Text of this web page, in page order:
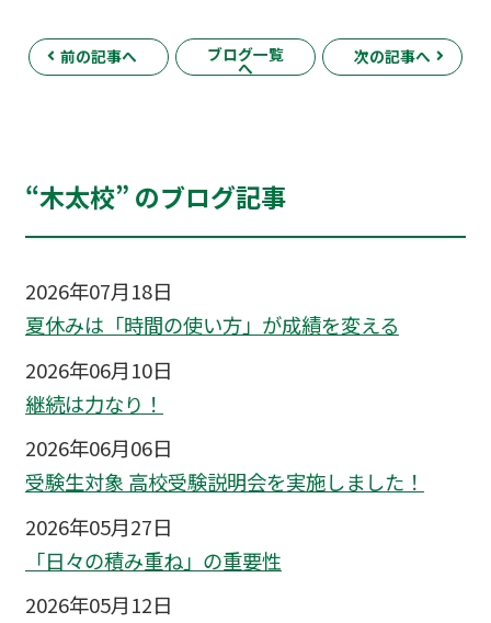
前の記事へ ブログ一覧
へ
次の記事へ
“木太校” のブログ記事
2026年07月18日
夏休みは「時間の使い方」が成績を変える
2026年06月10日
継続は力なり！
2026年06月06日
受験生対象 高校受験説明会を実施しました！
2026年05月27日
「日々の積み重ね」の重要性
2026年05月12日